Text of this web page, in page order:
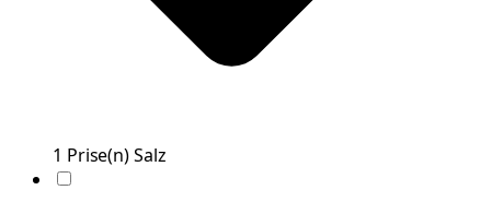
1 Prise(n)Salz